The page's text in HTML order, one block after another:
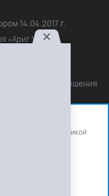
14.04.2017 г.
«Ариг Ус»,
разрешения
ссылка на
аналитики.
с нашей
политикой